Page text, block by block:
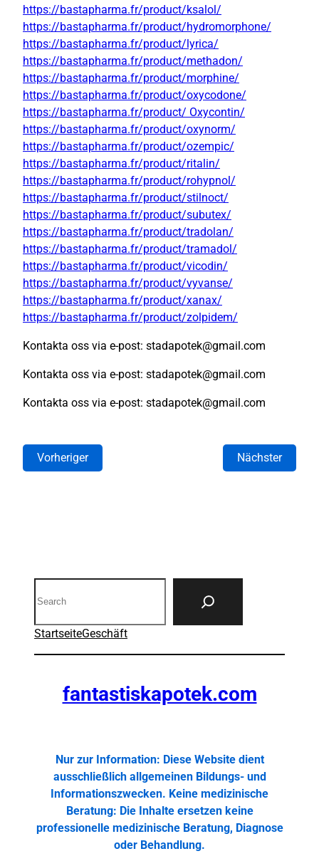
https://bastapharma.fr/product/ksalol/
https://bastapharma.fr/product/hydromorphone/
https://bastapharma.fr/product/lyrica/
https://bastapharma.fr/product/methadon/
https://bastapharma.fr/product/morphine/
https://bastapharma.fr/product/oxycodone/
https://bastapharma.fr/product/ Oxycontin/
https://bastapharma.fr/product/oxynorm/
https://bastapharma.fr/product/ozempic/
https://bastapharma.fr/product/ritalin/
https://bastapharma.fr/product/rohypnol/
https://bastapharma.fr/product/stilnoct/
https://bastapharma.fr/product/subutex/
https://bastapharma.fr/product/tradolan/
https://bastapharma.fr/product/tramadol/
https://bastapharma.fr/product/vicodin/
https://bastapharma.fr/product/vyvanse/
https://bastapharma.fr/product/xanax/
https://bastapharma.fr/product/zolpidem/
Kontakta oss via e-post: stadapotek@gmail.com
Kontakta oss via e-post: stadapotek@gmail.com
Kontakta oss via e-post: stadapotek@gmail.com
Vorheriger Nächster
StartseiteGeschäft
fantastiskapotek.com
Nur zur Information: Diese Website dient
ausschließlich allgemeinen Bildungs- und
Informationszwecken. Keine medizinische
Beratung: Die Inhalte ersetzen keine
professionelle medizinische Beratung, Diagnose
oder Behandlung.